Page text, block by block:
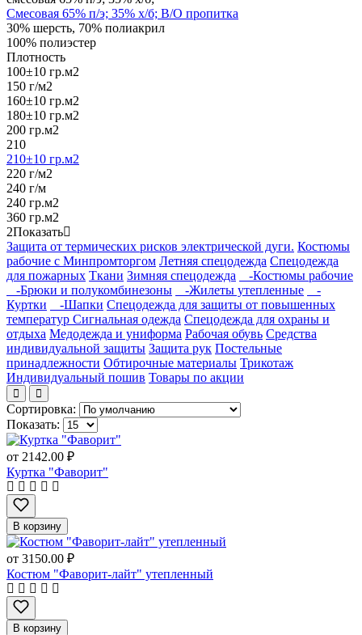
Смесовая 65% п/э; 35% х/б; В/О пропитка
30% шерсть, 70% полиакрил
100% полиэстер
Плотность
100±10 гр.м2
150 г/м2
160±10 гр.м2
180±10 гр.м2
200 гр.м2
210
210±10 гр.м2
220 г/м2
240 г/м
240 гр.м2
360 гр.м2
2Показать
Защита от термических рисков электрической дуги. Костюмы
рабочие с Минпромторгом Летняя спецодежда Спецодежда
для пожарных Ткани Зимняя спецодежда
-Костюмы рабочие
-Брюки и полукомбинезоны
-Жилеты утепленные
-
Куртки
-Шапки Спецодежда для защиты от повышенных
температур Сигнальная одежда Спецодежда для охраны и
отдыха Медодежда и униформа Рабочая обувь Средства
индивидуальной защиты Защита рук Постельные
принадлежности Обтирочные материалы Трикотаж
Индивидуальный пошив Товары по акции
Сортировка:
Показать:
от 2142.00 ₽
Куртка "Фаворит"
В корзину
от 3150.00 ₽
Костюм "Фаворит-лайт" утепленный
В корзину